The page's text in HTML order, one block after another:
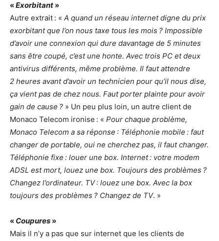
«Exorbitant »
Autre extrait : « A quand un réseau internet digne du prix
exorbitant que l’on nous taxe tous les mois ? Impossible
d’avoir une connexion qui dure davantage de 5 minutes
sans être coupé, c’est une honte. Avec trois PC et deux
antivirus différents, même problème. Il faut attendre
2 heures avant d’avoir un technicien pour qu’il nous dise,
ça vient pas de chez nous. Faut porter plainte pour avoir
gain de cause ? » Un peu plus loin, un autre client de
Monaco Telecom ironise : « Pour chaque problème,
Monaco Telecom a sa réponse : Téléphonie mobile : faut
changer de portable, oui ne cherchez pas, il faut changer.
Téléphonie fixe : louer une box. Internet : votre modem
ADSL est mort, louez une box. Toujours des problèmes ?
Changez l’ordinateur. TV : louez une box. Avec la box
toujours des problèmes ? Changez de TV. »
« Coupures »
Mais il n’y a pas que sur internet que les clients de